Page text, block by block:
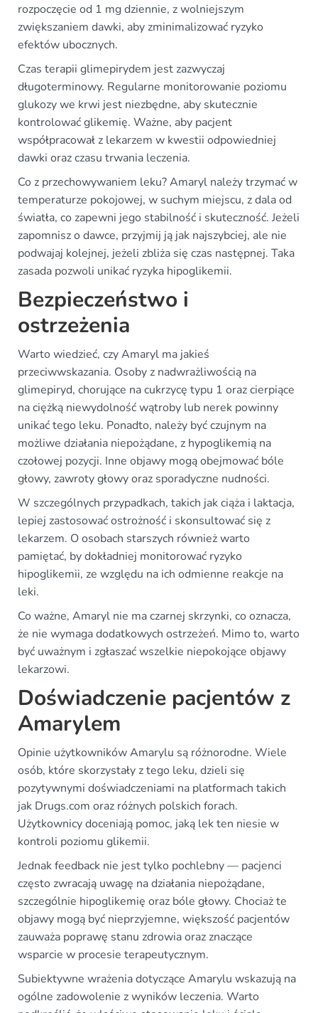
rozpoczęcie od 1 mg dziennie, z wolniejszym
zwiększaniem dawki, aby zminimalizować ryzyko
efektów ubocznych.
Czas terapii glimepirydem jest zazwyczaj
długoterminowy. Regularne monitorowanie poziomu
glukozy we krwi jest niezbędne, aby skutecznie
kontrolować glikemię. Ważne, aby pacjent
współpracował z lekarzem w kwestii odpowiedniej
dawki oraz czasu trwania leczenia.
Co z przechowywaniem leku? Amaryl należy trzymać w
temperaturze pokojowej, w suchym miejscu, z dala od
światła, co zapewni jego stabilność i skuteczność. Jeżeli
zapomnisz o dawce, przyjmij ją jak najszybciej, ale nie
podwajaj kolejnej, jeżeli zbliża się czas następnej. Taka
zasada pozwoli unikać ryzyka hipoglikemii.
Bezpieczeństwo i
ostrzeżenia
Warto wiedzieć, czy Amaryl ma jakieś
przeciwwskazania. Osoby z nadwrażliwością na
glimepiryd, chorujące na cukrzycę typu 1 oraz cierpiące
na ciężką niewydolność wątroby lub nerek powinny
unikać tego leku. Ponadto, należy być czujnym na
możliwe działania niepożądane, z hypoglikemią na
czołowej pozycji. Inne objawy mogą obejmować bóle
głowy, zawroty głowy oraz sporadyczne nudności.
W szczególnych przypadkach, takich jak ciąża i laktacja,
lepiej zastosować ostrożność i skonsultować się z
lekarzem. O osobach starszych również warto
pamiętać, by dokładniej monitorować ryzyko
hipoglikemii, ze względu na ich odmienne reakcje na
leki.
Co ważne, Amaryl nie ma czarnej skrzynki, co oznacza,
że nie wymaga dodatkowych ostrzeżeń. Mimo to, warto
być uważnym i zgłaszać wszelkie niepokojące objawy
lekarzowi.
Doświadczenie pacjentów z
Amarylem
Opinie użytkowników Amarylu są różnorodne. Wiele
osób, które skorzystały z tego leku, dzieli się
pozytywnymi doświadczeniami na platformach takich
jak Drugs.com oraz różnych polskich forach.
Użytkownicy doceniają pomoc, jaką lek ten niesie w
kontroli poziomu glikemii.
Jednak feedback nie jest tylko pochlebny — pacjenci
często zwracają uwagę na działania niepożądane,
szczególnie hipoglikemię oraz bóle głowy. Chociaż te
objawy mogą być nieprzyjemne, większość pacjentów
zauważa poprawę stanu zdrowia oraz znaczące
wsparcie w procesie terapeutycznym.
Subiektywne wrażenia dotyczące Amarylu wskazują na
ogólne zadowolenie z wyników leczenia. Warto